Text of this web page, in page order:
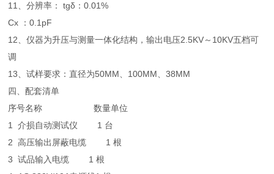
11、分辨率： tgδ：0.01%
Cx ：0.1pF
12、仪器为升压与测量一体化结构，输出电压2.5KV～10KV五档可
调
13、试样要求：直径为50MM、100MM、38MM
四、配套清单
序号名称 数量单位
1 介损自动测试仪 1 台
2 高压输出屏蔽电缆 1 根
3 试品输入电缆 1 根